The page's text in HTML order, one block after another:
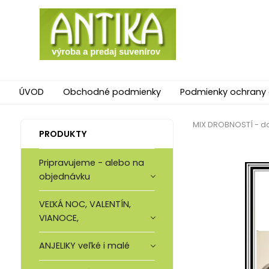
ÚVOD Obchodné podmienky Podmienky
PRODUKTY
Pripravujeme - alebo na
objednávku
VEĽKÁ NOC, VALENTÍN,
VIANOCE,
ANJELIKY veľké i malé
MIX DROBNOSTÍ